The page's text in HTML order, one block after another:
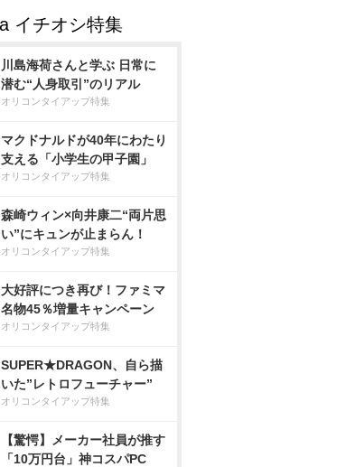
川島海荷さんと学ぶ 日常に
潜む“人身取引”のリアル
オリコンタイアップ特集
マクドナルドが40年にわたり
支える「小学生の甲子園」
オリコンタイアップ特集
森崎ウィン×向井康二“両片思
い”にキュンが止まらん！
オリコンタイアップ特集
大好評につき再び！ファミマ
名物45％増量キャンペーン
オリコンタイアップ特集
SUPER★DRAGON、自ら描
いた”レトロフューチャー”
オリコンタイアップ特集
【驚愕】メーカー社員が推す
「10万円台」神コスパPC